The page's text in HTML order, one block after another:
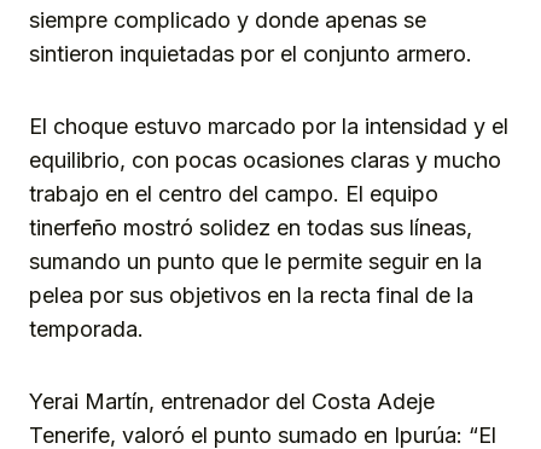
siempre complicado y donde apenas se
sintieron inquietadas por el conjunto armero.
El choque estuvo marcado por la intensidad y el
equilibrio, con pocas ocasiones claras y mucho
trabajo en el centro del campo. El equipo
tinerfeño mostró solidez en todas sus líneas,
sumando un punto que le permite seguir en la
pelea por sus objetivos en la recta final de la
temporada.
Yerai Martín, entrenador del Costa Adeje
Tenerife, valoró el punto sumado en Ipurúa: “El